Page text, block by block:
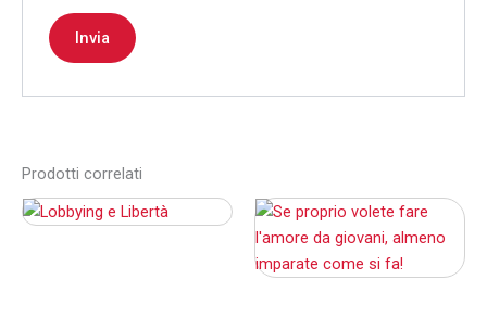
Prodotti correlati